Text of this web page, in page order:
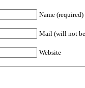
Name (required)
Mail (will not
Website